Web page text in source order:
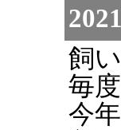
飼
毎
今